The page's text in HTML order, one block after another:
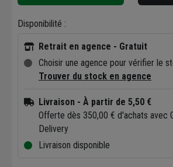
Disponibilité :
Retrait en agence - Gratuit
Choisir une agence pour vérifier le
Trouver du stock en agence
Livraison - À partir de 5,50 €
Offerte dès 350,00 € d'achats avec
Delivery
Livraison disponible